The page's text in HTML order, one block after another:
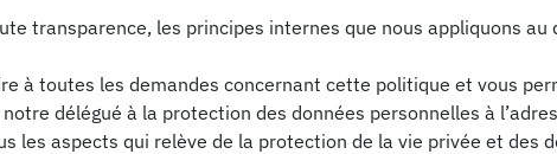
transparence, les principes internes que nous appliquons
à toutes les demandes concernant cette politique et vous
délégué à la protection des données personnelles à
les aspects qui relève de la protection de la vie privée et des